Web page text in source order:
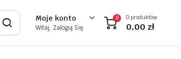
Moje konto
Witaj, Zaloguj Się
0 0 produktów
0,00 zł